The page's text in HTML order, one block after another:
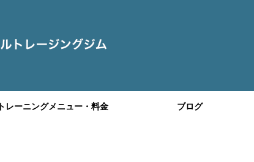
トレーニングメニュー・料金 ブログ